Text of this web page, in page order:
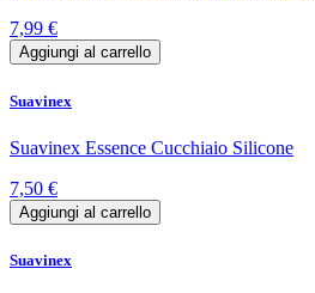
7,99 €
Aggiungi al carrello
Suavinex
Suavinex Essence Cucchiaio Silicone
7,50 €
Aggiungi al carrello
Suavinex